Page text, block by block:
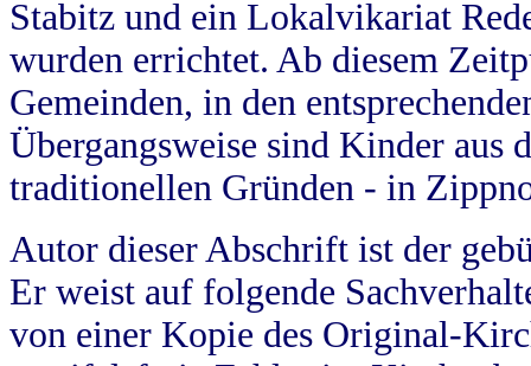
Stabitz und ein Lokalvikariat
wurden errichtet. Ab diesem
Gemeinden, in den
Übergangsweise sind Kinder aus
traditionellen Gründen - in
Autor dieser Abschrift ist der
Er weist auf folgende
von einer Kopie des Original-